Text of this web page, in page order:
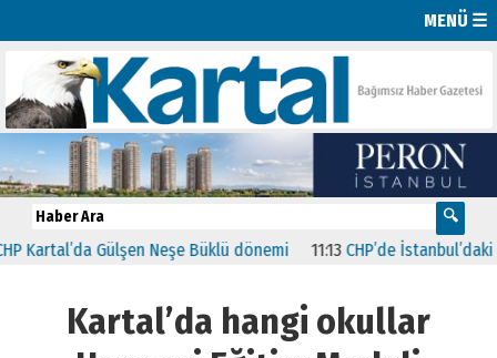
MENÜ ☰
Gülşen Neşe Büklü dönemi 11:13 CHP’de İstanbul’daki 23
Kartal’da hangi okullar